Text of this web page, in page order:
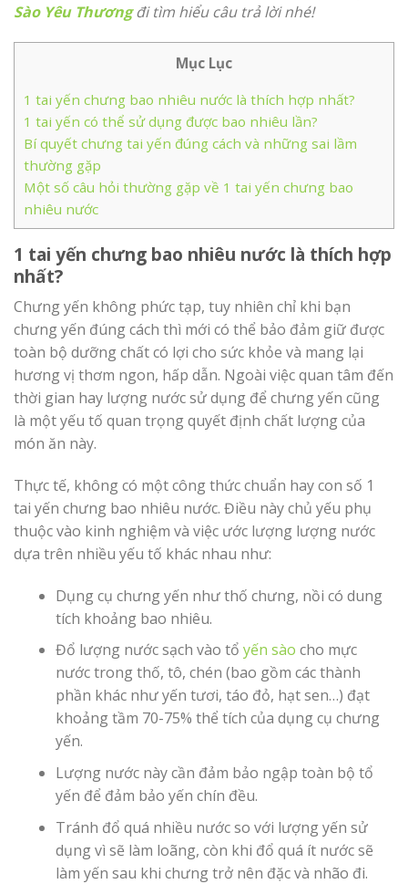
Sào Yêu Thươngđi tìm hiểu câu trả lời nhé!
Mục Lục
1 tai yến chưng bao nhiêu nước là thích hợp nhất?
1 tai yến có thể sử dụng được bao nhiêu lần?
Bí quyết chưng tai yến đúng cách và những sai lầm
thường gặp
Một số câu hỏi thường gặp về 1 tai yến chưng bao
nhiêu nước
1 tai yến chưng bao nhiêu nước là thích hợp
nhất?
Chưng yến không phức tạp, tuy nhiên chỉ khi bạn
chưng yến đúng cách thì mới có thể bảo đảm giữ được
toàn bộ dưỡng chất có lợi cho sức khỏe và mang lại
hương vị thơm ngon, hấp dẫn. Ngoài việc quan tâm đến
thời gian hay lượng nước sử dụng để chưng yến cũng
là một yếu tố quan trọng quyết định chất lượng của
món ăn này.
Thực tế, không có một công thức chuẩn hay con số 1
tai yến chưng bao nhiêu nước. Điều này chủ yếu phụ
thuộc vào kinh nghiệm và việc ước lượng lượng nước
dựa trên nhiều yếu tố khác nhau như:
Dụng cụ chưng yến như thố chưng, nồi có dung
tích khoảng bao nhiêu.
Đổ lượng nước sạch vào tổ yến sào cho mực
nước trong thố, tô, chén (bao gồm các thành
phần khác như yến tươi, táo đỏ, hạt sen…) đạt
khoảng tầm 70-75% thể tích của dụng cụ chưng
yến.
Lượng nước này cần đảm bảo ngập toàn bộ tổ
yến để đảm bảo yến chín đều.
Tránh đổ quá nhiều nước so với lượng yến sử
dụng vì sẽ làm loãng, còn khi đổ quá ít nước sẽ
làm yến sau khi chưng trở nên đặc và nhão đi.